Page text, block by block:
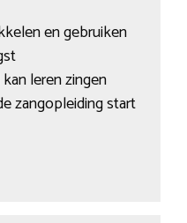
en gebruiken
leren zingen
zangopleiding start